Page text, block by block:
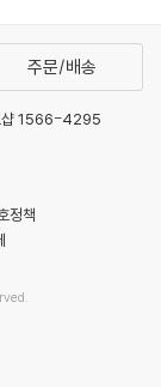
주문/배송
샵 1566-4295
정책